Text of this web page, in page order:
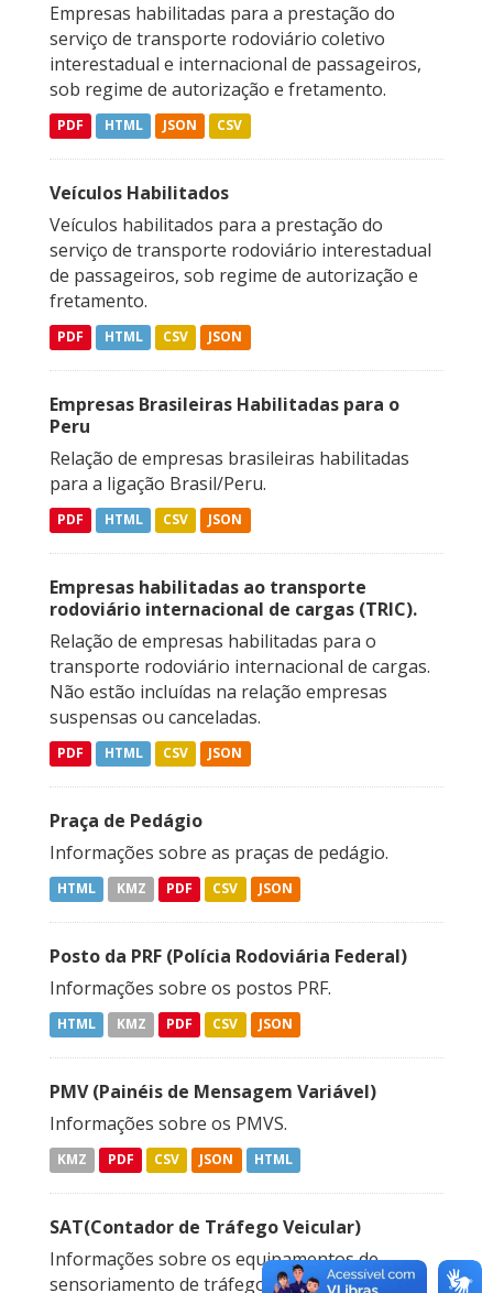
Empresas habilitadas para a prestação do
serviço de transporte rodoviário coletivo
interestadual e internacional de passageiros,
sob regime de autorização e fretamento.
PDF HTML JSON CSV
Veículos Habilitados
Veículos habilitados para a prestação do
serviço de transporte rodoviário interestadual
de passageiros, sob regime de autorização e
fretamento.
PDF HTML CSV JSON
Empresas Brasileiras Habilitadas para o
Peru
Relação de empresas brasileiras habilitadas
para a ligação Brasil/Peru.
PDF HTML CSV JSON
Empresas habilitadas ao transporte
rodoviário internacional de cargas (TRIC).
Relação de empresas habilitadas para o
transporte rodoviário internacional de cargas.
Não estão incluídas na relação empresas
suspensas ou canceladas.
PDF HTML CSV JSON
Praça de Pedágio
Informações sobre as praças de pedágio.
HTML KMZ PDF CSV JSON
Posto da PRF (Polícia Rodoviária Federal)
Informações sobre os postos PRF.
HTML KMZ PDF CSV JSON
PMV (Painéis de Mensagem Variável)
Informações sobre os PMVS.
KMZ PDF CSV JSON HTML
SAT(Contador de Tráfego Veicular)
Informações sobre os equipamentos de
sensoriamento de tráfego.